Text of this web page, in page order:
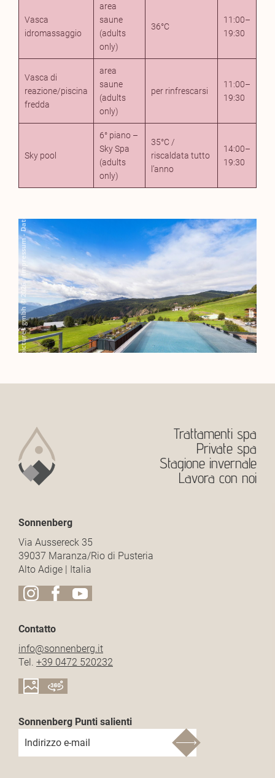
Vasca
idromassaggio
area
saune
(adults
only)
36°C
11:00–
19:30
Vasca di
reazione/piscina
fredda
area
saune
(adults
only)
per rinfrescarsi
11:00–
19:30
Sky pool
6° piano –
Sky Spa
(adults
only)
35°C /
riscaldata tutto
l’anno
14:00–
19:30
Trattamenti spa
Private spa
Stagione invernale
Lavora con noi
Sonnenberg
Via Aussereck 35
39037 Maranza/Rio di Pusteria
Alto Adige | Italia
Contatto
info@sonnenberg.it
Tel. +39 0472 520232
Sonnenberg Punti salienti
Indirizzo e-mail